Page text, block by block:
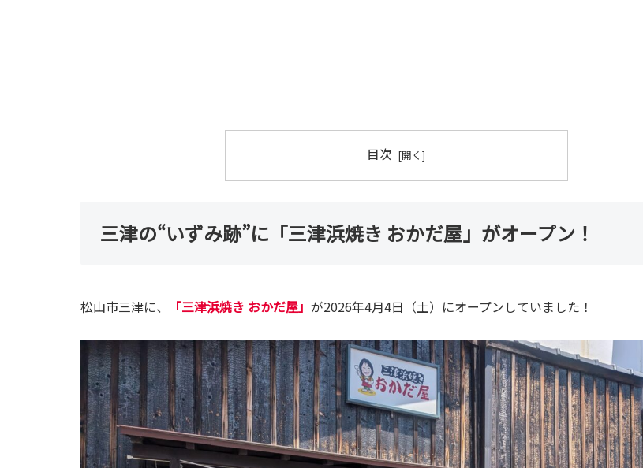
目次
三津の“いずみ跡”に「三津浜焼き おかだ屋」がオープン！
松山市三津に、 「三津浜焼き おかだ屋」 が2026年4月4日（土）にオープンしていました！